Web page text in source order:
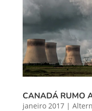
CANADÁ RUMO
janeiro 2017|